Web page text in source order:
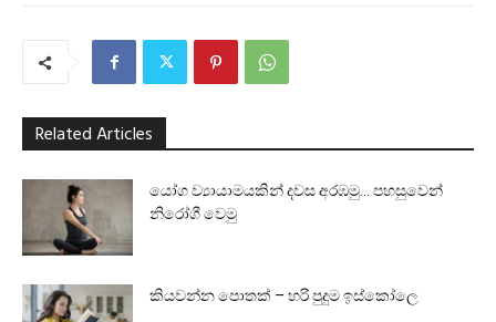
Related Articles
යෝග ව්‍යායාමයකින් දවස අරඹමු… පහසුවෙන්
නිරෝගී වෙමු
කියවන්න පොතක් – හරි පුදුම ඉස්කෝලෙ